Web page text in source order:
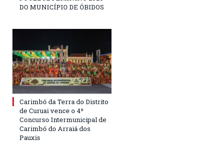
DO MUNICÍPIO DE ÓBIDOS
Carimbó da Terra do Distrito
de Curuai vence o 4º
Concurso Intermunicipal de
Carimbó do Arraiá dos
Pauxis